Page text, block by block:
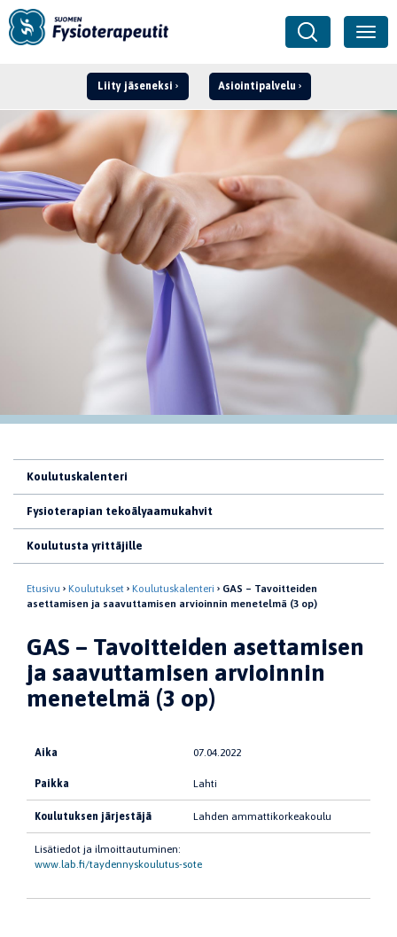
Liity jäseneksi Asiointipalvelu
Kirjaudu ›
Koulutuskalenteri
Fysioterapian tekoälyaamukahvit
Koulutusta yrittäjille
Etusivu Koulutukset Koulutuskalenteri
GAS – Tavoitteiden
asettamisen ja saavuttamisen arvioinnin menetelmä (3 op)
GAS – Tavoitteiden asettamisen
ja saavuttamisen arvioinnin
menetelmä (3 op)
Aika 07.04.2022
Paikka Lahti
Koulutuksen järjestäjä Lahden ammattikorkeakoulu
Lisätiedot ja ilmoittautuminen:
www.lab.fi/taydennyskoulutus-sote